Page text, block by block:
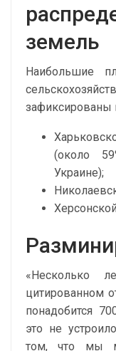
земель
Наибольшие
зафиксированы
(около
Украине);
«Несколько
цитированном
понадобится
это не
том, что мы